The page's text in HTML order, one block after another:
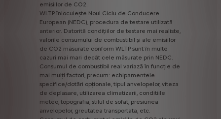
emisiilor de CO2.
WLTP înlocuiește Noul Ciclu de Conducere
European (NEDC), procedura de testare utilizată
anterior. Datorită condițiilor de testare mai realiste,
valorile consumului de combustibil și ale emisiilor
de CO2 măsurate conform WLTP sunt în multe
cazuri mai mari decât cele măsurate prin NEDC.
Consumul de combustibil real variază în funcție de
mai mulți factori, precum: echipamentele
specifice/dotări opționale, tipul anvelopelor, viteza
de deplasare, utilizarea climatizarii, conditiile
meteo, topografia, stilul de sofat, presiunea
anvelopelor, greutatea transportata, etc.